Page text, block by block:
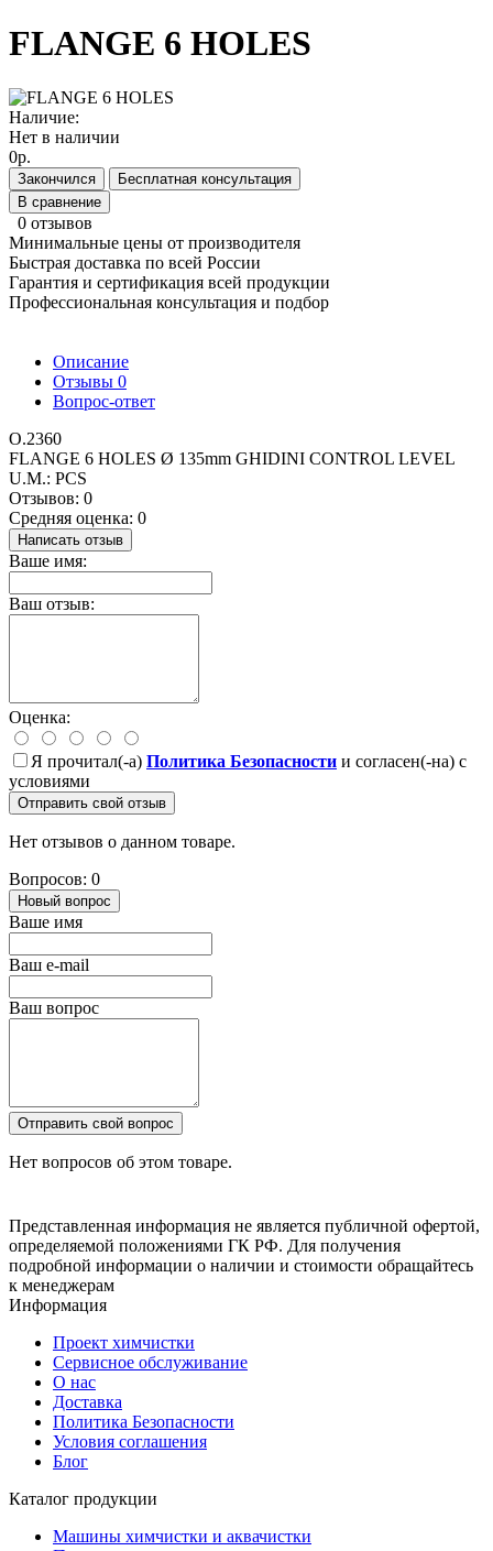
FLANGE 6 HOLES
Наличие:
Нет в наличии
0р.
Закончился
Бесплатная консультация
В сравнение
0 отзывов
Минимальные цены от производителя
Быстрая доставка по всей России
Гарантия и сертификация всей продукции
Профессиональная консультация и подбор
Описание
Отзывы 0
Вопрос-ответ
O.2360
FLANGE 6 HOLES Ø 135mm GHIDINI CONTROL LEVEL
U.M.: PCS
Отзывов: 0
Средняя оценка: 0
Написать отзыв
Ваше имя:
Ваш отзыв:
Оценка:
Я прочитал(-а) Политика Безопасности и согласен(-на) с
условиями
Отправить свой отзыв
Нет отзывов о данном товаре.
Вопросов: 0
Новый вопрос
Ваше имя
Ваш e-mail
Ваш вопрос
Отправить свой вопрос
Нет вопросов об этом товаре.
Представленная информация не является публичной офертой,
определяемой положениями ГК РФ. Для получения
подробной информации о наличии и стоимости обращайтесь
к менеджерам
Информация
Проект химчистки
Сервисное обслуживание
О нас
Доставка
Политика Безопасности
Условия соглашения
Блог
Каталог продукции
Машины химчистки и аквачистки